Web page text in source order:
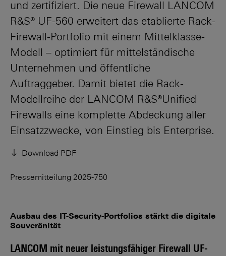
und zertifiziert. Die neue Firewall LANCOM
R&S® UF-560 erweitert das etablierte Rack-
Firewall-Portfolio mit einem Mittelklasse-
Modell – optimiert für mittelständische
Unternehmen und öffentliche
Auftraggeber. Damit bietet die Rack-
Modellreihe der LANCOM R&S®Unified
Firewalls eine komplette Abdeckung aller
Einsatzzwecke, von Einstieg bis Enterprise.
Download PDF
Pressemitteilung 2025-750
Ausbau des IT-Security-Portfolios stärkt die digitale
Souveränität
LANCOM mit neuer leistungsfähiger Firewall UF-